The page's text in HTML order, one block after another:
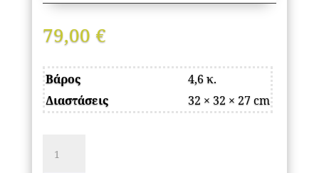
79,00 €
Βάρος
4,6 κ.
Διαστάσεις
32 × 32 × 27 cm
οροφής